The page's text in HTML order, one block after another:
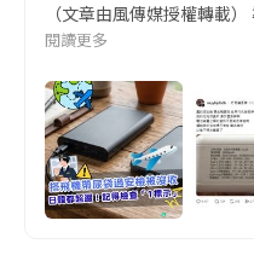
（文章由風傳媒授權轉載
閱讀更多